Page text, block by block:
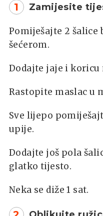
1 Zamijesite
Pomiješajte 2 šalice
šećerom.
Dodajte jaje i koricu
Rastopite maslac u
Sve lijepo
upije.
Dodajte još pola
glatko tijesto.
Neka se diže 1 sat.